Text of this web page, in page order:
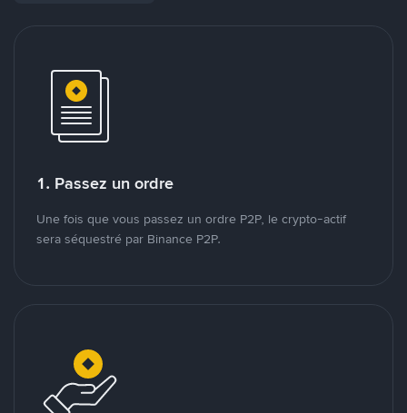
1. Passez un ordre
Une fois que vous passez un ordre P2P, le crypto-actif
sera séquestré par Binance P2P.